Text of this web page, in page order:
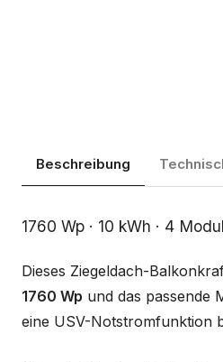
Beschreibung
Beschreibung
1760 Wp · 10 kWh · 4
Dieses Ziegeldach-
1760 Wp und das passende
eine USV-Notstromfunktion